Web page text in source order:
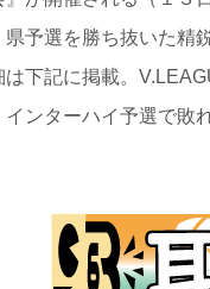
予選を勝ち抜いた精
下記に掲載。
ンターハイ予選で